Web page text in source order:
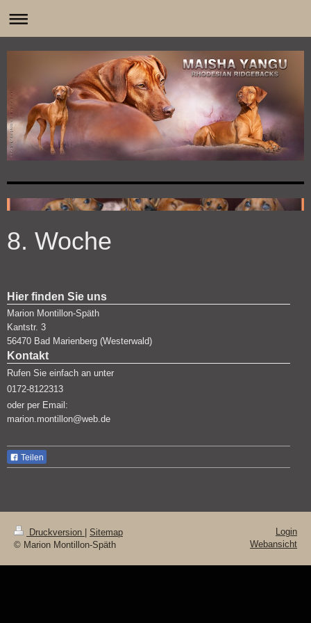
8. Woche
Hier finden Sie uns
Marion Montillon-Späth
Kantstr. 3
56470 Bad Marienberg (Westerwald)
Kontakt
Rufen Sie einfach an unter
0172-8122313
oder per Email:
marion.montillon@web.de
Teilen
Druckversion
Sitemap
© Marion Montillon-Späth
Login
Webansicht